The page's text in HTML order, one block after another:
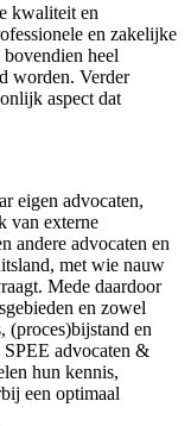
kwaliteit en
en zakelijke
heel
worden. Verder
aspect dat
eigen advocaten,
van externe
andere advocaten en
met wie nauw
Mede daardoor
en zowel
(proces)bijstand en
SPEE advocaten &
hun kennis,
een optimaal